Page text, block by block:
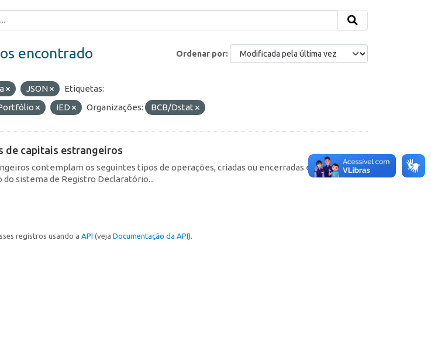
Ordenar por
encontrado
JSON
Etiquetas:
IED Organizações: BCB/Dstat
de capitais estrangeiros
contemplam os seguintes tipos de operações, criadas ou encerradas em cada
sistema de Registro Declaratório...
registros usando a API (veja Documentação da API).